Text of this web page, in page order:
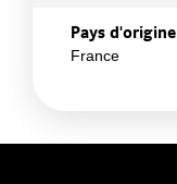
Pays d'origine
France